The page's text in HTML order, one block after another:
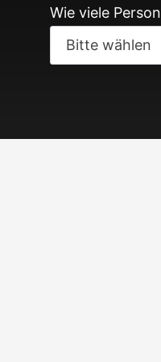
Wie viele